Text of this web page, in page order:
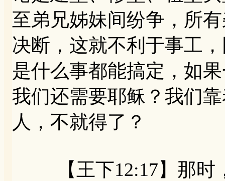
至弟兄姊妹间纷争，所
决断，这就不利于事工
是什么事都能搞定，如
我们还需要耶稣？我们
人，不就得了？
【王下12:17】那时